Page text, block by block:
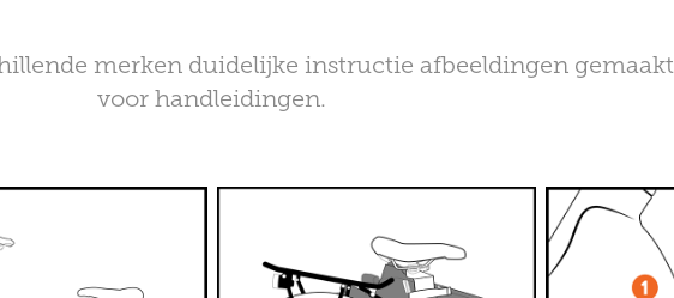
merken duidelijke instructie afbeeldingen gemaakt
voor handleidingen.